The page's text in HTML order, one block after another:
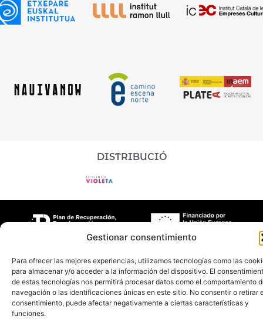
Gestionar consentimiento
Para ofrecer las mejores experiencias, utilizamos tecnologías como las
para almacenar y/o acceder a la información del dispositivo. El
de estas tecnologías nos permitirá procesar datos como el comportamiento
navegación o las identificaciones únicas en este sitio. No consentir o retirar
consentimiento, puede afectar negativamente a ciertas características y
funciones.
DISTRIBUCIÓ
Aboon Teatro©2026 | Disseny + Programació Nimia
Comunicación